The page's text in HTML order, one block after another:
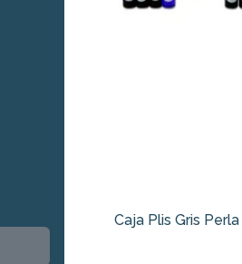
Caja Plis Gris